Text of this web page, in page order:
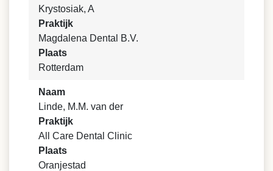
Krystosiak, A
Praktijk
Magdalena Dental B.V.
Plaats
Rotterdam
Naam
Linde, M.M. van der
Praktijk
All Care Dental Clinic
Plaats
Oranjestad